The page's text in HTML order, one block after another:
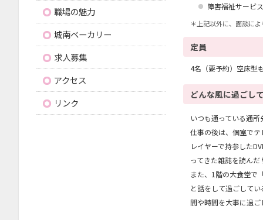
障害福祉サービ
＊上記以外に、面談に
定員
4名（要予約）空床型
どんな風に過ごし
いつも通っている通
仕事の後は、個室で
レイヤーで持参した
ってきた雑誌を読ん
また、1階の大食堂で
と話をして過ごして
間や時間を大事に過ご
職場の魅力
城南ベーカリー
求人募集
アクセス
リンク